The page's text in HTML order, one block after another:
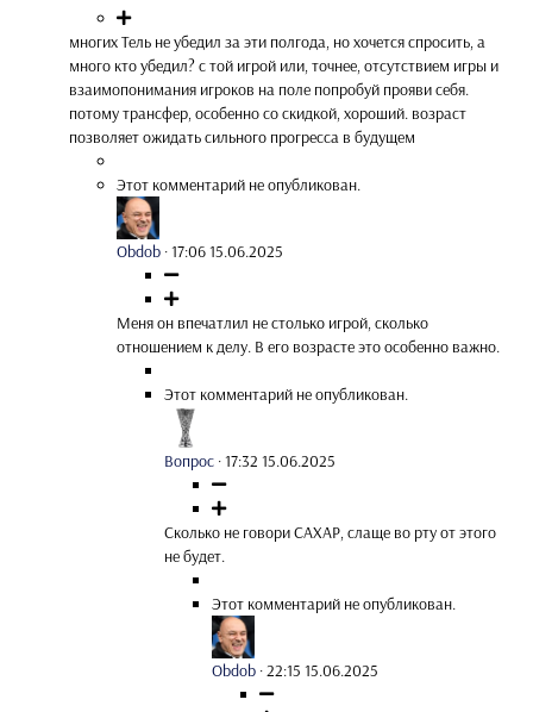
многих Тель не убедил за эти полгода, но хочется спросить, а
много кто убедил? с той игрой или, точнее, отсутствием игры и
взаимопонимания игроков на поле попробуй прояви себя.
потому трансфер, особенно со скидкой, хороший. возраст
позволяет ожидать сильного прогресса в будущем
Этот комментарий не опубликован.
Obdob ·17:06 15.06.2025
Меня он впечатлил не столько игрой, сколько
отношением к делу. В его возрасте это особенно важно.
Этот комментарий не опубликован.
Вопрос ·17:32 15.06.2025
Сколько не говори САХАР, слаще во рту от этого
не будет.
Этот комментарий не опубликован.
Obdob ·22:15 15.06.2025